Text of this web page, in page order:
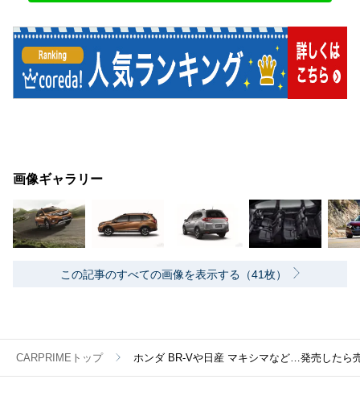
画像ギャラリー
この記事のすべての画像を表示する（41枚）
CARPRIMEトップ ホンダ BR-Vや日産 マキシマなど…発売したら